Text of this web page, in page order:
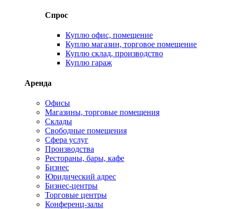
Спрос
Куплю офис, помещение
Куплю магазин, торговое помещение
Куплю склад, производство
Куплю гараж
Аренда
Офисы
Магазины, торговые помещения
Склады
Свободные помещения
Сфера услуг
Производства
Рестораны, бары, кафе
Бизнес
Юридический адрес
Бизнес-центры
Торговые центры
Конференц-залы